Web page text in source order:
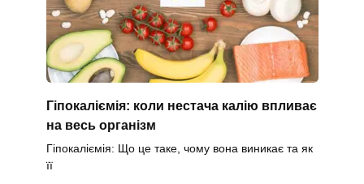
Гіпокаліємія: коли нестача калію впливає
на весь організм
Гіпокаліємія: Що це таке, чому вона виникає та як
її